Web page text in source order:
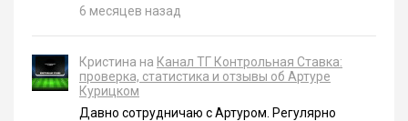
6 месяцев назад
Кристина на Канал ТГ Контрольная Ставка:
проверка, статистика и отзывы об Артуре
Курицком
Давно сотрудничаю с Артуром. Регулярно